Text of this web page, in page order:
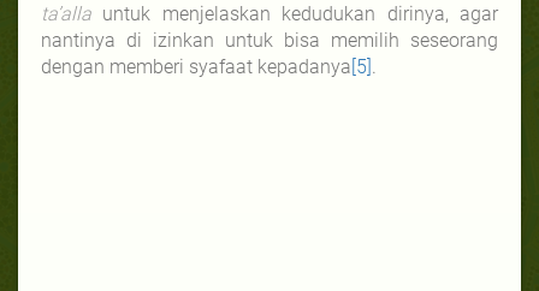
ta’alla untuk menjelaskan kedudukan dirinya, agar
nantinya di izinkan untuk bisa memilih seseorang
dengan memberi syafaat kepadanya[5]